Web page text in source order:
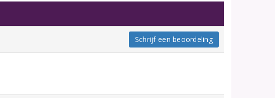
Schrijf een beoordeling